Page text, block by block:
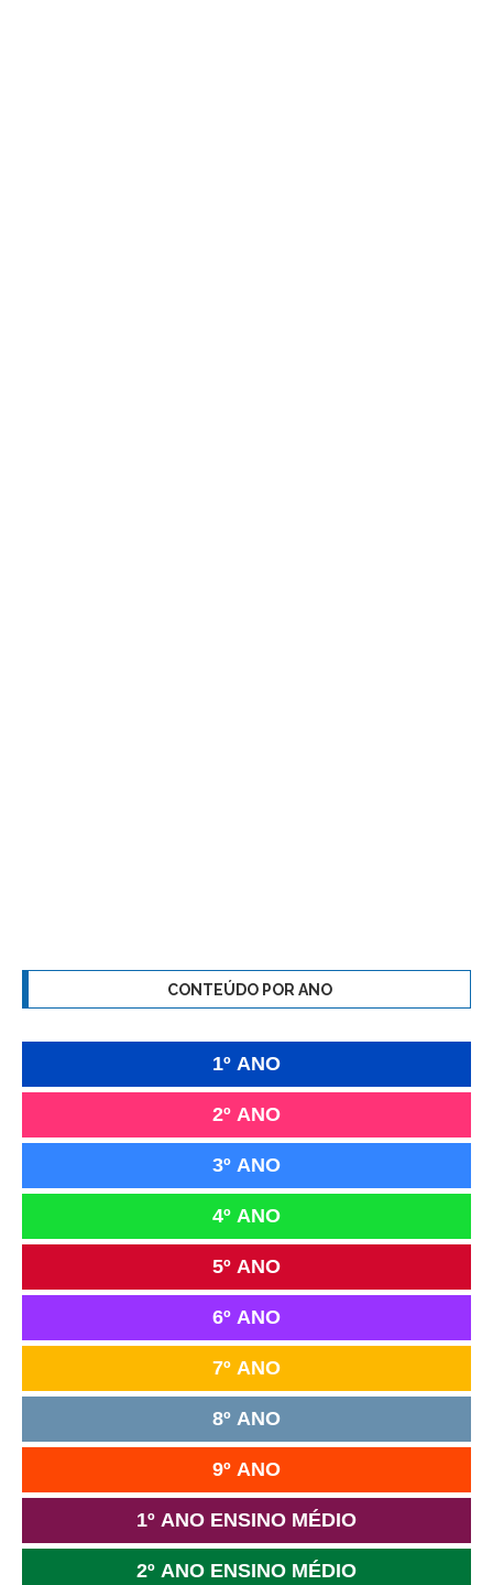
CONTEÚDO POR ANO
1º ANO
2º ANO
3º ANO
4º ANO
5º ANO
6º ANO
7º ANO
8º ANO
9º ANO
1º ANO ENSINO MÉDIO
2º ANO ENSINO MÉDIO